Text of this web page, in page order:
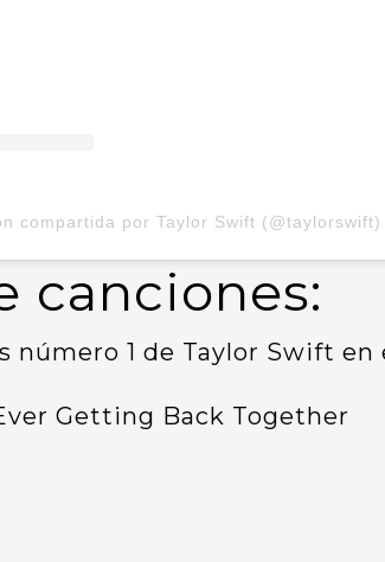
compartida por Taylor Swift (@taylorswift)
canciones:
número 1 de Taylor Swift en
Getting Back Together